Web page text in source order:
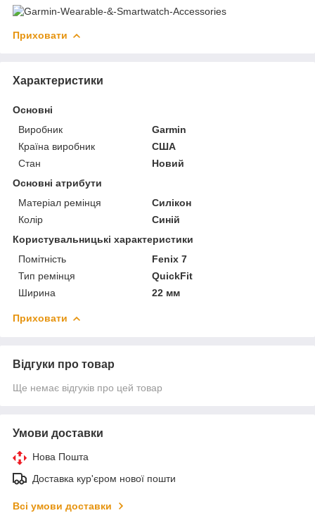
Приховати
Характеристики
Основні
Виробник
Garmin
Країна виробник
США
Стан
Новий
Основні атрибути
Матеріал ремінця
Силікон
Колір
Синій
Користувальницькі характеристики
Помітність
Fenix 7
Тип ремінця
QuickFit
Ширина
22 мм
Приховати
Відгуки про товар
Ще немає відгуків про цей товар
Умови доставки
Нова Пошта
Доставка кур'єром нової пошти
Всі умови доставки